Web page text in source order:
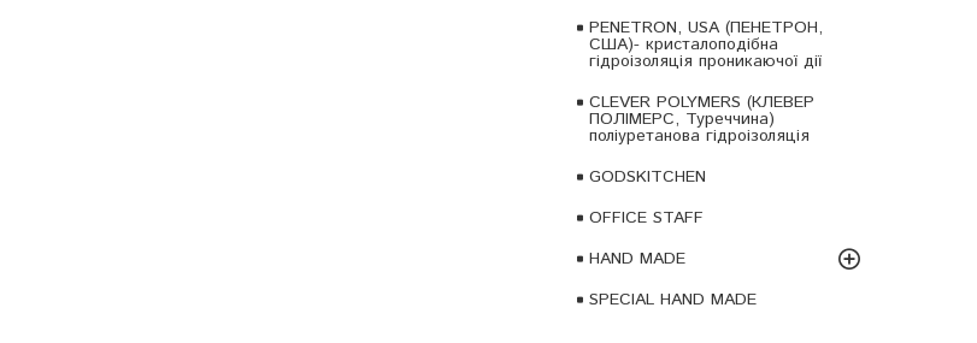
PENETRON, USA (ПЕНЕТРОН,
США)- кристалоподібна
гідроізоляція проникаючої дії
CLEVER POLYMERS (КЛЕВЕР
ПОЛІМЕРС, Туреччина)
поліуретанова гідроізоляція
GODSKITCHEN
OFFICE STAFF
HAND MADE
SPECIAL HAND MADE